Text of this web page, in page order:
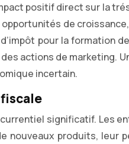
positif direct sur la
de
pour la formation
actions de
incertain.
significatif.
nouveaux produits,